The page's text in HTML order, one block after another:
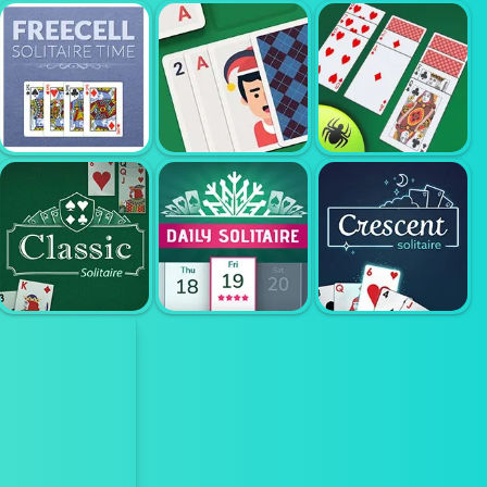
HEARTS SPIDER SOLI
REFUGEE
SOLITAIRE
FREECELL
SOLITAIRE
TIME
SOLITAIRE
SWIFT
BEST CLASSIC
SOLITAIRE